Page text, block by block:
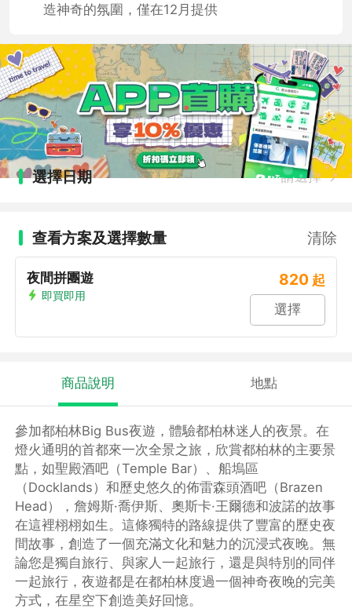
造神奇的氛圍，僅在12月提供
選擇日期 請選擇
查看方案及選擇數量 清除
夜間拼團遊
即買即用
820 起
選擇
商品說明 地點
參加都柏林Big Bus夜遊，體驗都柏林迷人的夜景。在
燈火通明的首都來一次全景之旅，欣賞都柏林的主要景
點，如聖殿酒吧（Temple Bar）、船塢區
（Docklands）和歷史悠久的佈雷森頭酒吧（Brazen
Head），詹姆斯·喬伊斯、奧斯卡·王爾德和波諾的故事
在這裡栩栩如生。這條獨特的路線提供了豐富的歷史夜
間故事，創造了一個充滿文化和魅力的沉浸式夜晚。無
論您是獨自旅行、與家人一起旅行，還是與特別的同伴
一起旅行，夜遊都是在都柏林度過一個神奇夜晚的完美
方式，在星空下創造美好回憶。